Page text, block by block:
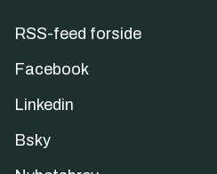
RSS-feed forside
Facebook
Linkedin
Bsky